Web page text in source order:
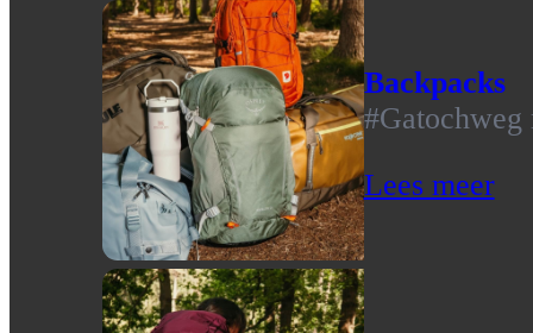
Backpacks
#Gatochweg
Lees meer